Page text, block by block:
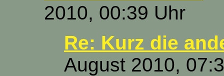
2010, 00:39 Uhr
Re: Kurz die
August 2010,